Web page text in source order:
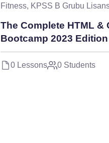
Fitness, KPSS B Grubu
The Complete HTML &
Bootcamp 2023 Edition
0 Lessons 0 Students